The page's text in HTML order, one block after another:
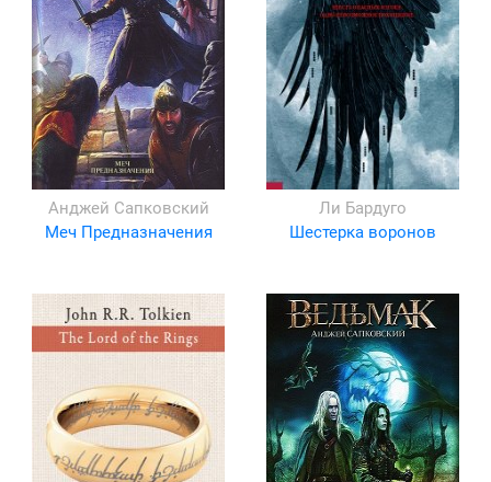
Анджей Сапковский
Меч Предназначения
Ли Бардуго
Шестерка воронов